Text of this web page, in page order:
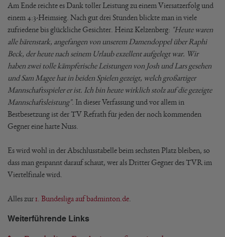
Am Ende reichte es Dank toller Leistung zu einem Viersatzerfolg und
einem 4:3-Heimsieg. Nach gut drei Stunden blickte man in viele
zufriedene bis glückliche Gesichter. Heinz Kelzenberg: "Heute waren
alle bärenstark, angefangen von unserem Damendoppel über Raphi
Beck, der heute nach seinem Urlaub exzellent aufgelegt war. Wir
haben zwei tolle kämpferische Leistungen von Josh und Lars gesehen
und Sam Magee hat in beiden Spielen gezeigt, welch großartiger
Mannschaftsspieler er ist. Ich bin heute wirklich stolz auf die gezeigte
Mannschaftsleistung". In dieser Verfassung und vor allem in
Bestbesetzung ist der TV Refrath für jeden der noch kommenden
Gegner eine harte Nuss.
Es wird wohl in der Abschlusstabelle beim sechsten Platz bleiben, so
dass man gespannt darauf schaut, wer als Dritter Gegner des TVR im
Viertelfinale wird.
Alles zur1. Bundesliga auf badminton.de
Weiterführende Links